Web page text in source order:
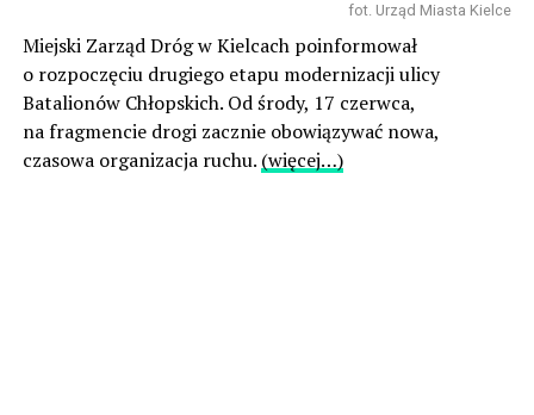
fot. Urząd Miasta Kielce
Miejski Zarząd Dróg w Kielcach poinformował
o rozpoczęciu drugiego etapu modernizacji ulicy
Batalionów Chłopskich. Od środy, 17 czerwca,
na fragmencie drogi zacznie obowiązywać nowa,
czasowa organizacja ruchu. (więcej…)